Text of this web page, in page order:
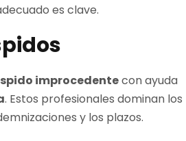
es clave.
improcedentecon ayuda
. Estos profesionales dominan los
y los plazos.